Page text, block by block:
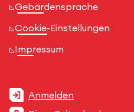
Gebärdensprache
Cookie-Einstellungen
Impressum
Anmelden